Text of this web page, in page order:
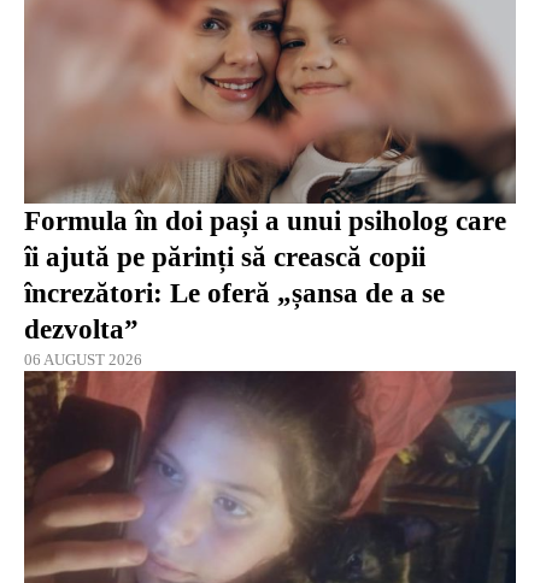
Formula în doi pași a unui psiholog care
îi ajută pe părinți să crească copii
încrezători: Le oferă „șansa de a se
dezvolta”
06 AUGUST 2026